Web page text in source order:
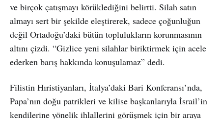
ve birçok çatışmayı körüklediğini belirtti. Silah satın
almayı sert bir şekilde eleştirerek, sadece çoğunluğun
değil Ortadoğu’daki bütün toplulukların korunmasının
altını çizdi. “Gizlice yeni silahlar biriktirmek için acele
ederken barış hakkında konuşulamaz” dedi.
Filistin Hıristiyanları, İtalya’daki Bari Konferansı’nda,
Papa’nın doğu patrikleri ve kilise başkanlarıyla İsrail’in
kendilerine yönelik ihlallerini görüşmek için bir araya